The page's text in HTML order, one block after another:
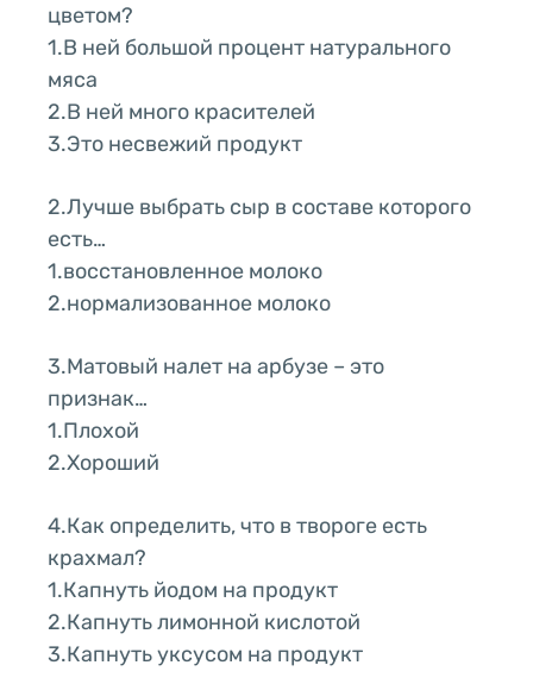
цветом?
1.В ней большой процент натурального
мяса
2.В ней много красителей
3.Это несвежий продукт
2.Лучше выбрать сыр в составе которого
есть…
1.восстановленное молоко
2.нормализованное молоко
3.Матовый налет на арбузе – это
признак…
1.Плохой
2.Хороший
4.Как определить, что в твороге есть
крахмал?
1.Капнуть йодом на продукт
2.Капнуть лимонной кислотой
3.Капнуть уксусом на продукт